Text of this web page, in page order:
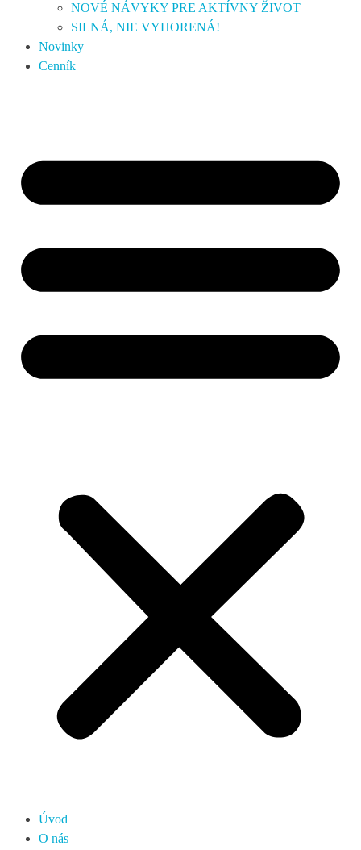
NOVÉ NÁVYKY PRE AKTÍVNY ŽIVOT
SILNÁ, NIE VYHORENÁ!
Novinky
Cenník
Úvod
O nás